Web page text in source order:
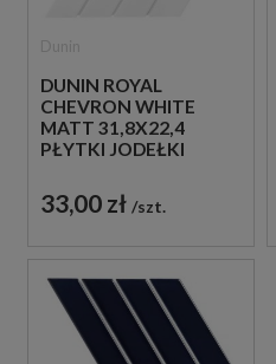
DUNIN ROYAL
CHEVRON WHITE
MATT 31,8X22,4
PŁYTKI JODEŁKI
33,00 zł szt.